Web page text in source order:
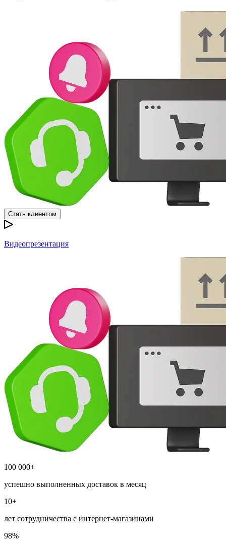
Стать клиентом
Видеопрезентация
100 000+
успешно выполненных доставок в месяц
10+
лет сотрудничества с интернет-магазинами
98%